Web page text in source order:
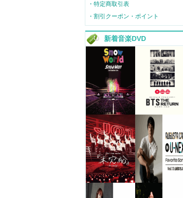
・特定商取引表
・割引クーポン・ポイント
新着音楽DVD